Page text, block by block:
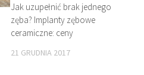
Jak uzupełnić brak jednego
zęba? Implanty zębowe
ceramiczne: ceny
21 GRUDNIA 2017